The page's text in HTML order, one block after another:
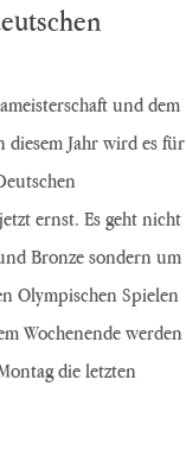
und dem
diesem Jahr wird es für
ernst. Es geht nicht
Bronze sondern um
Olympischen Spielen
Wochenende werden
die letzten